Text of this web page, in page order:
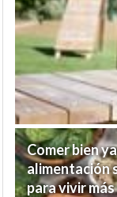
Comer bien
alimentación
para vivir